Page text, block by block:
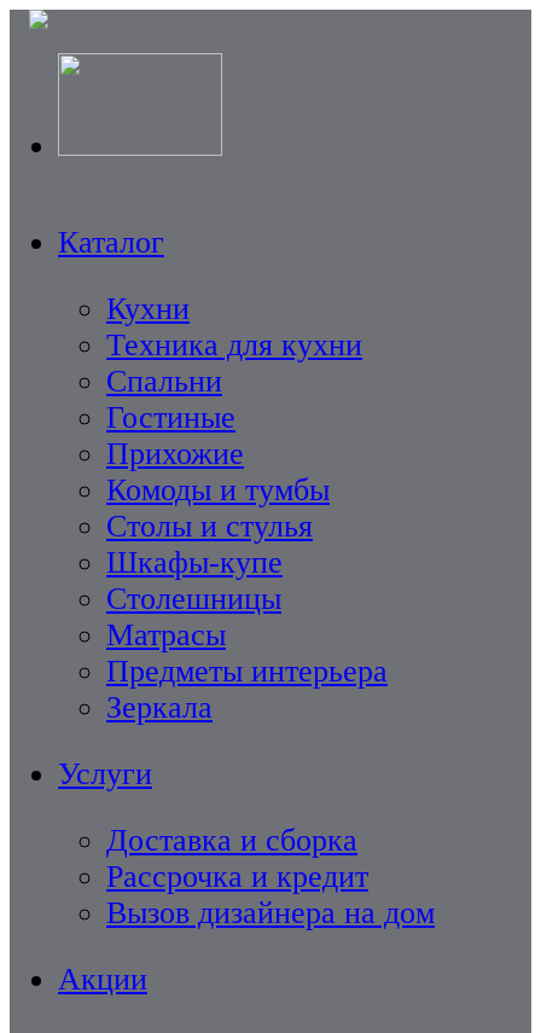
Каталог
Кухни
Техника для кухни
Спальни
Гостиные
Прихожие
Комоды и тумбы
Столы и стулья
Шкафы-купе
Столешницы
Матрасы
Предметы интерьера
Зеркала
Услуги
Доставка и сборка
Рассрочка и кредит
Вызов дизайнера на дом
Акции